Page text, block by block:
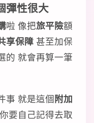
彈性很大
啦 像把旅平險額
享保障 甚至加保
的 就會再算一筆
事 就是這個附加
要自己記得去取